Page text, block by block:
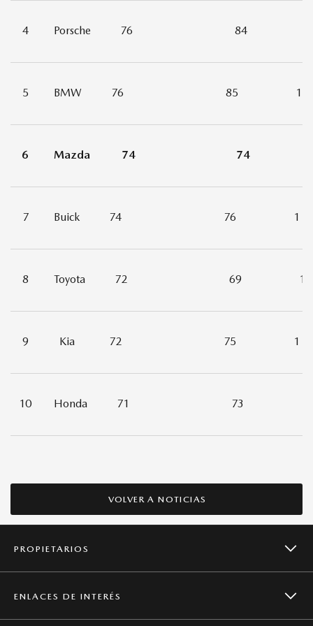
4 Porsche 76 84
5 BMW 76 85 1
6 Mazda 74 74
7 Buick 74 76 1
8 Toyota 72 69 1
9 Kia 72 75 1
10 Honda 71 73
VOLVER A NOTICIAS
PROPIETARIOS
CAMPAÑAS DE SEGURIDAD
ENLACES DE INTERÉS